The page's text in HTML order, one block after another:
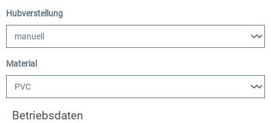
Hubverstellungauswählen
Materialauswählen
Betriebsdaten